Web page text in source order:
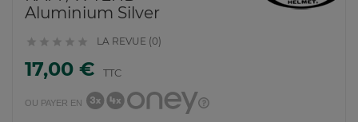
Aluminium Silver
     LA REVUE (0)
17,00 € TTC
OU PAYER EN